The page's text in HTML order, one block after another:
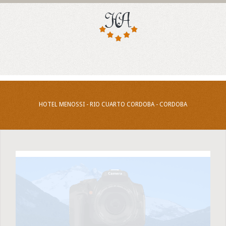
HOTEL MENOSSI - RIO CUARTO CORDOBA - CORDOBA